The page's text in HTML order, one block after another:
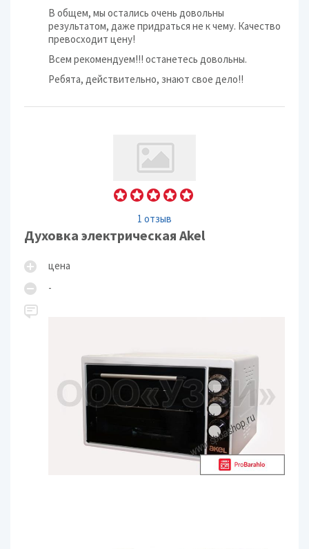
В общем, мы остались очень довольны
результатом, даже придраться не к чему. Качество
превосходит цену!
Всем рекомендуем!!! останетесь довольны.
Ребята, действительно, знают свое дело!!
1 отзыв
Духовка электрическая Akel
цена
-